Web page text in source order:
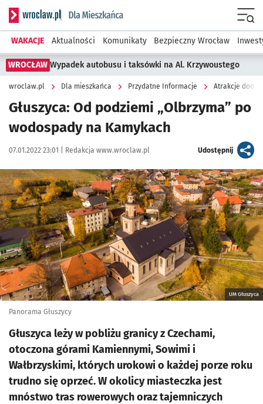
Serwis informacyjny wroclaw.pl podserwis: Dla mieszkańca
WAKACJE Aktualności Komunikaty Bezpieczny Wrocław
WROCŁAW Wypadek autobusu i taksówki na Al. Krzywoustego
wroclaw.pl Dla mieszkańca Przydatne Informacje Atrakcje
Głuszyca: Od podziemi „Olbrzyma” po
wodospady na Kamykach
Data publikacji:
07.01.2022 23:01 | Autor:
Redakcja www.wroclaw.pl Udostępnijartykuł
Kliknij, aby powiększyć
UM Głuszyca
Panorama Głuszycy
Głuszyca leży w pobliżu granicy z Czechami,
otoczona górami Kamiennymi, Sowimi i
Wałbrzyskimi, których urokowi o każdej porze roku
trudno się oprzeć. W okolicy miasteczka jest
mnóstwo tras rowerowych oraz tajemniczych